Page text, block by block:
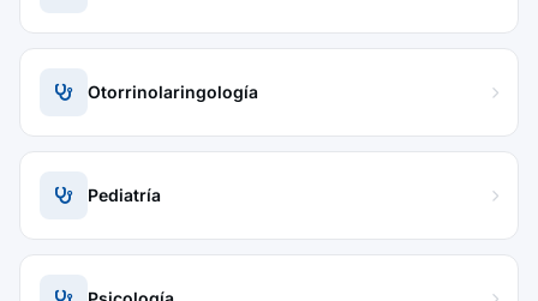
Otorrinolaringología
Pediatría